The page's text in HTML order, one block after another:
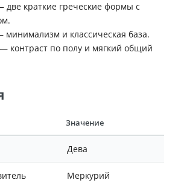
две краткие греческие формы с
минимализм и классическая база.
— контраст по полу и мягкий общий
Значение
Дева
Меркурий